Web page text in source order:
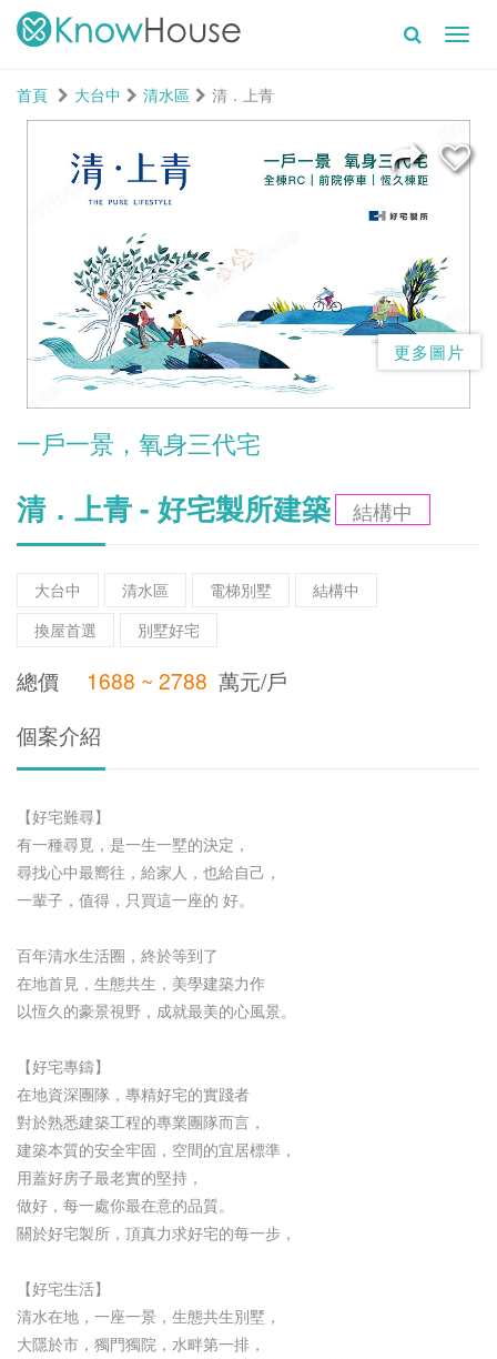
首頁
大台中 清水區 清．上青
更多圖片
一戶一景，氧身三代宅
清．上青 - 好宅製所建築 結構中
大台中 清水區 電梯別墅
結構中
換屋首選
別墅好宅
總價 1688 ~ 2788 萬元/戶
個案介紹
【好宅難尋】
有一種尋覓，是一生一墅的決定，
尋找心中最嚮往，給家人，也給自己，
一輩子，值得，只買這一座的 好。
百年清水生活圈，終於等到了
在地首見，生態共生，美學建築力作
以恆久的豪景視野，成就最美的心風景。
【好宅專鑄】
在地資深團隊，專精好宅的實踐者
對於熟悉建築工程的專業團隊而言，
建築本質的安全牢固，空間的宜居標準，
用蓋好房子最老實的堅持，
做好，每一處你最在意的品質。
關於好宅製所，頂真力求好宅的每一步，
【好宅生活】
清水在地，一座一景，生態共生別墅，
大隱於市，獨門獨院，水畔第一排，